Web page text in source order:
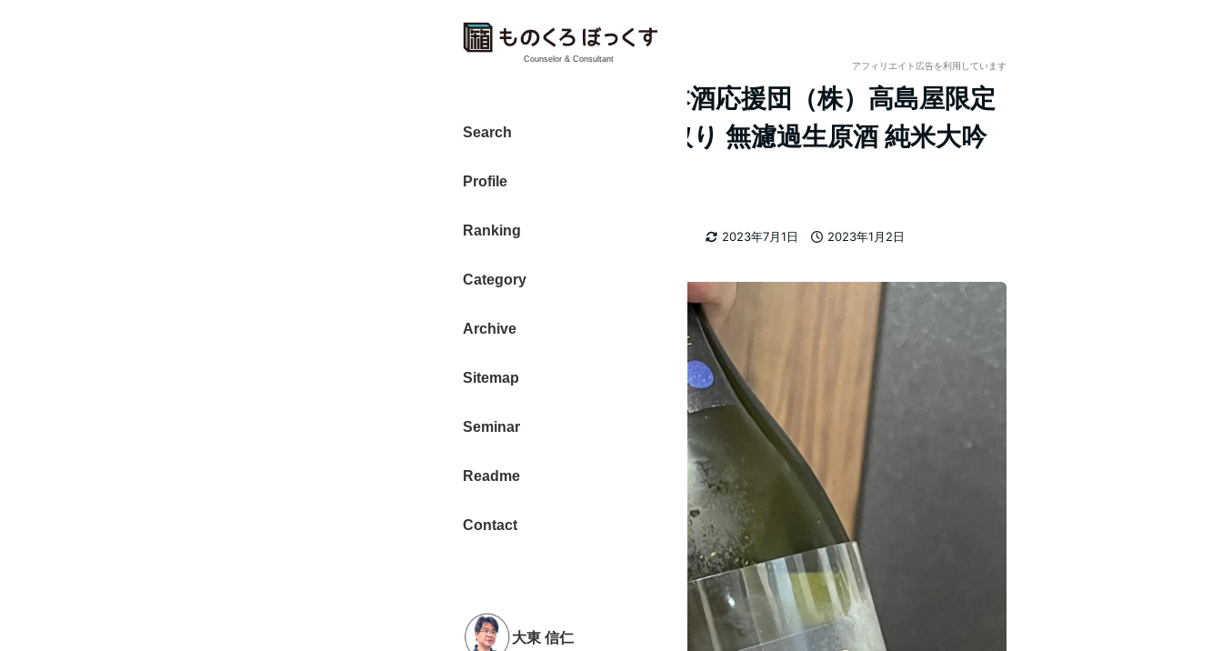
Counselor & Consultant
Search
Profile
Ranking
Category
Archive
Sitemap
Seminar
Readme
Contact
大東 信仁
アフィリエイト広告を利用しています
NOTO〈能登〉日本酒応援団（株）高島屋限定
-生酒-しずく斗瓶取り 無濾過生原酒 純米大吟
醸
2023年7月1日
2023年1月2日
者
大東 信仁（ものくろ）